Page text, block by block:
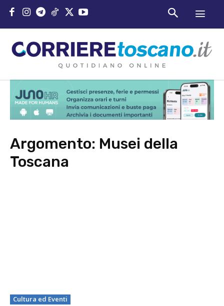
Argomento: Musei della
Toscana
Cultura ed Eventi